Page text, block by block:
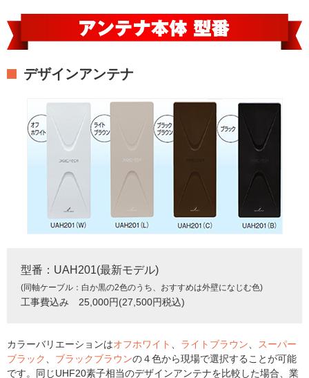
デザインアンテナ
型番：UAH201(最新モデル)
(同軸ケーブル：白か黒の2色のうち、おすすめは外壁になじむ色)
工事費込み 25,000円(27,500円税込)
カラーバリエーションはオフホワイト 、 ライトブラウン、 スーパー
ブラック、 ブラックブラウンの４色から現場で選択することが可能
です。同じUHF20素子相当のデザインアンテナを比較した場合、業